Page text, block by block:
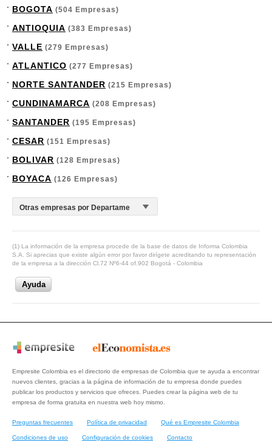
BOGOTA (504 Empresas)
ANTIOQUIA (383 Empresas)
VALLE (279 Empresas)
ATLANTICO (277 Empresas)
NORTE SANTANDER (215 Empresas)
CUNDINAMARCA (208 Empresas)
SANTANDER (195 Empresas)
CESAR (151 Empresas)
BOLIVAR (128 Empresas)
BOYACA (126 Empresas)
(1) La información de la empresa procede de la base de datos de Informa Colombia
S.A. Si aprecias que existe algún error por favor dirígete acreditando tu representación
de la empresa a la dirección Cl.72 Nº6-44 of.902 Bogotá - Colombia
Ayuda
Empresite Colombia es el directorio de empresas de Colombia que te ayuda a encontrar
nuevos clientes, gracias a la página de información de tu empresa donde puedes
publicar los productos y servicios que ofreces. Puedes crear la página web de tu
empresa de forma gratuita en nuestra web hoy mismo.
Preguntas frecuentes Política de privacidad Qué es Empresite Colombia
Condiciones de uso Configuración de cookies Contacto